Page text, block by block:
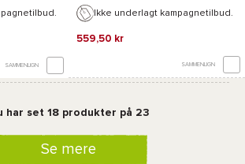
SAMMENLIGN
Ikke underlagt kampagnetilbud.
559,50 kr
SAMMENLIGN
har set 18 produkter på 23
Se mere